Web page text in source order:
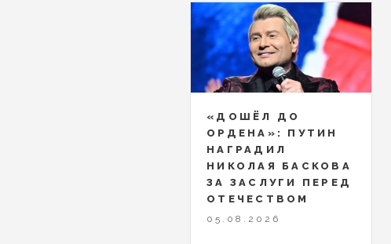
«ДОШЁЛ ДО
ОРДЕНА»: ПУТИН
НАГРАДИЛ
НИКОЛАЯ БАСКОВА
ЗА ЗАСЛУГИ ПЕРЕД
ОТЕЧЕСТВОМ
05.08.2026